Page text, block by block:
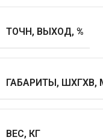
ТОЧН, ВЫХОД, %
ГАБАРИТЫ, ШХГХВ,
ВЕС, КГ